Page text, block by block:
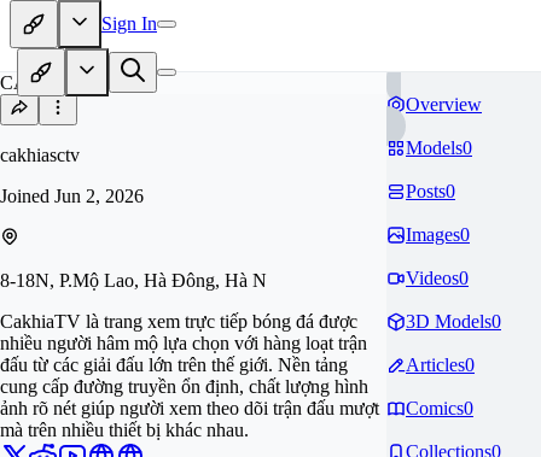
Sign In
CA
cakhiasctv
Joined Jun 2, 2026
8-18N, P.Mộ Lao, Hà Đông, Hà N
CakhiaTV là trang xem trực tiếp bóng đá được
nhiều người hâm mộ lựa chọn với hàng loạt trận
đấu từ các giải đấu lớn trên thế giới. Nền tảng
cung cấp đường truyền ổn định, chất lượng hình
ảnh rõ nét giúp người xem theo dõi trận đấu mượt
mà trên nhiều thiết bị khác nhau.
Overview
Models0
Posts0
Images0
Videos0
3D Models0
Articles0
Comics0
Collections0